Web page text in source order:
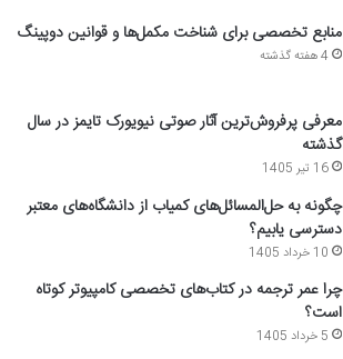
منابع تخصصی برای شناخت مکمل‌ها و قوانین دوپینگ
4 هفته گذشته
معرفی پرفروش‌ترین آثار صوتی نیویورک تایمز در سال
گذشته
16 تیر 1405
چگونه به حل‌المسائل‌های کمیاب از دانشگاه‌های معتبر
دسترسی یابیم؟
10 خرداد 1405
چرا عمر ترجمه در کتاب‌های تخصصی کامپیوتر کوتاه
است؟
5 خرداد 1405